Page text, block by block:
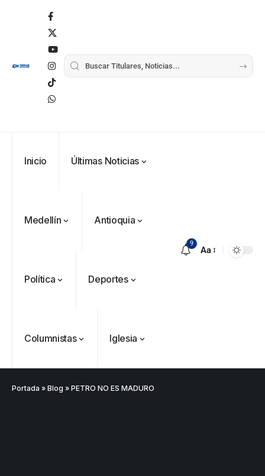
Inicio Últimas Noticias
Medellín Antioquia
Política Deportes
Columnistas Iglesia
9
Aa
Portada » Blog » PETRO NO ES MADURO